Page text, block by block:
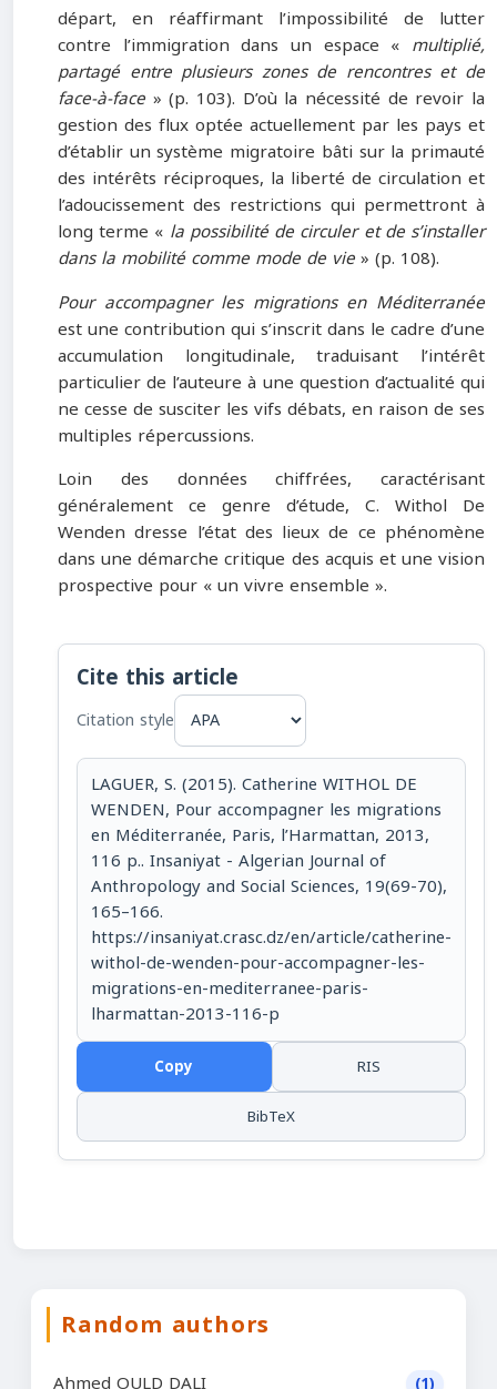
départ, en réaffirmant l’impossibilité de lutter
contre l’immigration dans un espace « multiplié,
partagé entre plusieurs zones de rencontres et de
face-à-face » (p. 103). D’où la nécessité de revoir la
gestion des flux optée actuellement par les pays et
d’établir un système migratoire bâti sur la primauté
des intérêts réciproques, la liberté de circulation et
l’adoucissement des restrictions qui permettront à
long terme « la possibilité de circuler et de s’installer
dans la mobilité comme mode de vie» (p. 108).
Pour accompagner les migrations en Méditerranée
est une contribution qui s’inscrit dans le cadre d’une
accumulation longitudinale, traduisant l’intérêt
particulier de l’auteure à une question d’actualité qui
ne cesse de susciter les vifs débats, en raison de ses
multiples répercussions.
Loin des données chiffrées, caractérisant
généralement ce genre d’étude, C. Withol De
Wenden dresse l’état des lieux de ce phénomène
dans une démarche critique des acquis et une vision
prospective pour « un vivre ensemble ».
Cite this article
Citation style
LAGUER, S. (2015). Catherine WITHOL DE
WENDEN, Pour accompagner les migrations
en Méditerranée, Paris, l’Harmattan, 2013,
116 p.. Insaniyat - Algerian Journal of
Anthropology and Social Sciences, 19(69-70),
165–166.
https://insaniyat.crasc.dz/en/article/catherine-
withol-de-wenden-pour-accompagner-les-
migrations-en-mediterranee-paris-
lharmattan-2013-116-p
Copy
RIS
BibTeX
Random authors